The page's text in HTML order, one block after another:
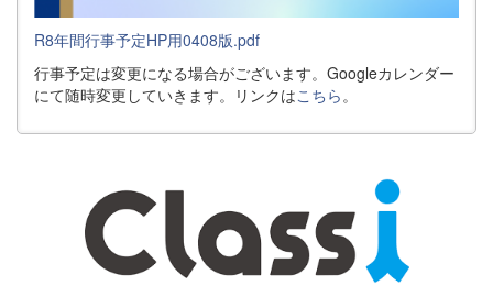
R8年間行事予定HP用0408版.pdf
行事予定は変更になる場合がございます。Googleカレンダー
にて随時変更していきます。リンクはこちら 。